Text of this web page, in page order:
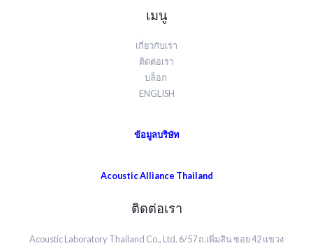
เมนู
เกี่ยวกับเรา
ติดต่อเรา
บล็อก
ENGLISH
ข้อมูลบริษัท
Acoustic Alliance Thailand
ติดต่อเรา
Acoustic Laboratory Thailand Co., Ltd. 6/57 ถ.เพิ่มสิน ซอย 42 แขวง